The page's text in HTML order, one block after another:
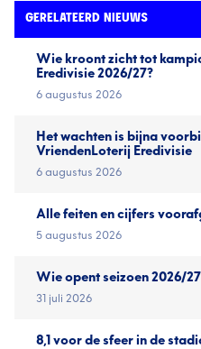
GERELATEERD NIEUWS
Wie kroont zicht tot
Eredivisie 2026/27?
6 augustus 2026
Het wachten is bijna
VriendenLoterij Eredivisie
6 augustus 2026
Alle feiten en cijfers
5 augustus 2026
Wie opent seizoen 2026/
31 juli 2026
8,1 voor de sfeer in de